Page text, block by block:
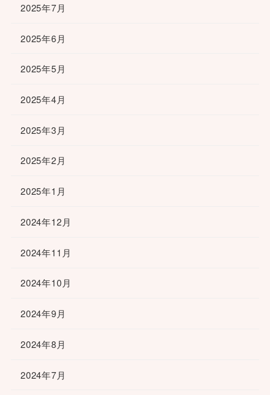
2025年7月
2025年6月
2025年5月
2025年4月
2025年3月
2025年2月
2025年1月
2024年12月
2024年11月
2024年10月
2024年9月
2024年8月
2024年7月